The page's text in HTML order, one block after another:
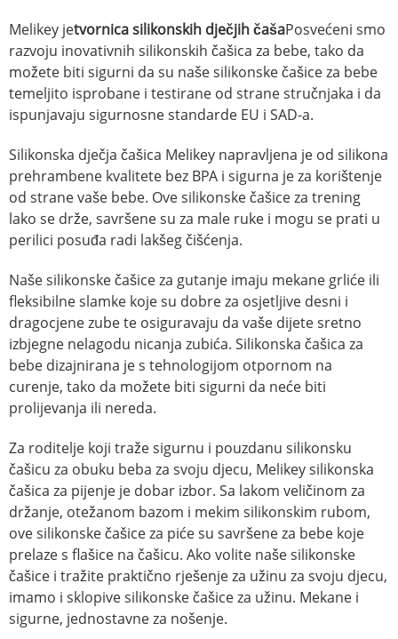
Melikey jetvornica silikonskih dječjih čašaPosvećeni smo
razvoju inovativnih silikonskih čašica za bebe, tako da
možete biti sigurni da su naše silikonske čašice za bebe
temeljito isprobane i testirane od strane stručnjaka i da
ispunjavaju sigurnosne standarde EU i SAD-a.
Silikonska dječja čašica Melikey napravljena je od silikona
prehrambene kvalitete bez BPA i sigurna je za korištenje
od strane vaše bebe. Ove silikonske čašice za trening
lako se drže, savršene su za male ruke i mogu se prati u
perilici posuđa radi lakšeg čišćenja.
Naše silikonske čašice za gutanje imaju mekane grliće ili
fleksibilne slamke koje su dobre za osjetljive desni i
dragocjene zube te osiguravaju da vaše dijete sretno
izbjegne nelagodu nicanja zubića. Silikonska čašica za
bebe dizajnirana je s tehnologijom otpornom na
curenje, tako da možete biti sigurni da neće biti
prolijevanja ili nereda.
Za roditelje koji traže sigurnu i pouzdanu silikonsku
čašicu za obuku beba za svoju djecu, Melikey silikonska
čašica za pijenje je dobar izbor. Sa lakom veličinom za
držanje, otežanom bazom i mekim silikonskim rubom,
ove silikonske čašice za piće su savršene za bebe koje
prelaze s flašice na čašicu. Ako volite naše silikonske
čašice i tražite praktično rješenje za užinu za svoju djecu,
imamo i sklopive silikonske čašice za užinu. Mekane i
sigurne, jednostavne za nošenje.